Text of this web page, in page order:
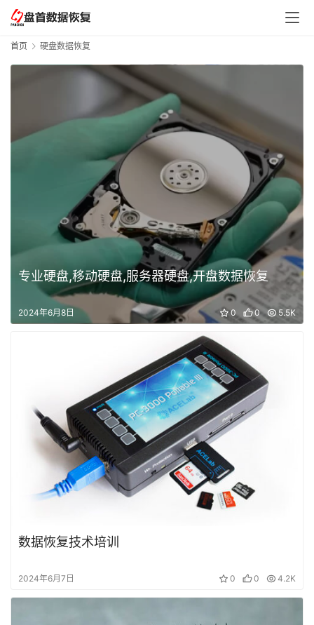
首页 硬盘数据恢复
专业硬盘,移动硬盘,服务器硬盘,开盘数据恢复
2024年6月8日 0 0 5.5K
数据恢复技术培训
2024年6月7日 0 0 4.2K